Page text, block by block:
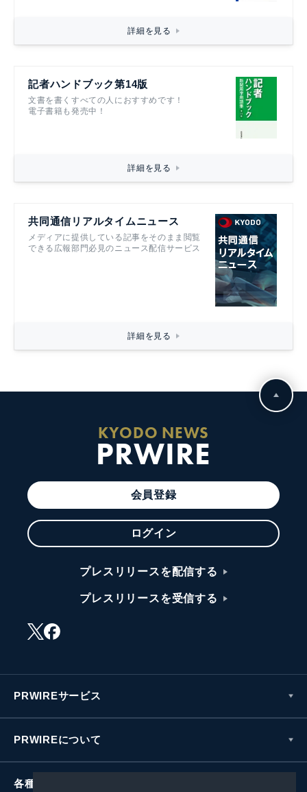
詳細を見る
記者ハンドブック第14版
文書を書くすべての人におすすめです！
電子書籍も発売中！
詳細を見る
共同通信リアルタイムニュース
メディアに提供している記事をそのまま閲覧
できる広報部門必見のニュース配信サービス
詳細を見る
KYODO NEWS
PRWIRE
会員登録
ログイン
プレスリリースを配信する
プレスリリースを受信する
PRWIREサービス
PRWIREについて
各種お問い合わせ